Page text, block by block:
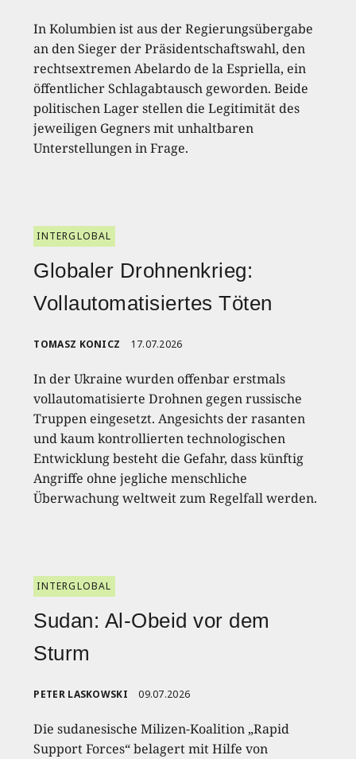
In Kolumbien ist aus der Regierungsübergabe
an den Sieger der Präsidentschaftswahl, den
rechtsextremen Abelardo de la Espriella, ein
öffentlicher Schlagabtausch geworden. Beide
politischen Lager stellen die Legitimität des
jeweiligen Gegners mit unhaltbaren
Unterstellungen in Frage.
INTERGLOBAL
Globaler Drohnenkrieg:
Vollautomatisiertes Töten
TOMASZ KONICZ 17.07.2026
In der Ukraine wurden offenbar erstmals
vollautomatisierte Drohnen gegen russische
Truppen eingesetzt. Angesichts der rasanten
und kaum kontrollierten technologischen
Entwicklung besteht die Gefahr, dass künftig
Angriffe ohne jegliche menschliche
Überwachung weltweit zum Regelfall werden.
INTERGLOBAL
Sudan: Al-Obeid vor dem
Sturm
PETER LASKOWSKI 09.07.2026
Die sudanesische Milizen-Koalition „Rapid
Support Forces“ belagert mit Hilfe von